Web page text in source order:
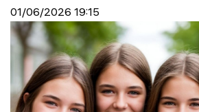
01/06/2026 19:15